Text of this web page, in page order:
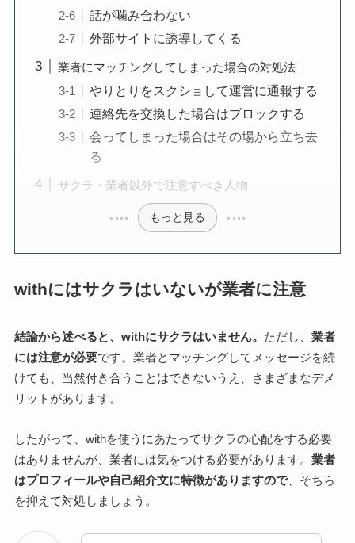
話が噛み合わない
外部サイトに誘導してくる
業者にマッチングしてしまった場合の対処法
やりとりをスクショして運営に通報する
連絡先を交換した場合はブロックする
会ってしまった場合はその場から立ち去
る
サクラ・業者以外で注意すべき人物
もっと見る
withにはサクラはいないが業者に注意
結論から述べると、withにサクラはいません。 ただし、 業者
には注意が必要です。業者とマッチングしてメッセージを続
けても、当然付き合うことはできないうえ、さまざまなデメ
リットがあります。
したがって、withを使うにあたってサクラの心配をする必要
はありませんが、業者には気をつける必要があります。 業者
はプロフィールや自己紹介文に特徴がありますので、そちら
を抑えて対処しましょう。